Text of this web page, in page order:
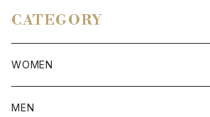
CATEGORY
WOMEN
アウター
MEN